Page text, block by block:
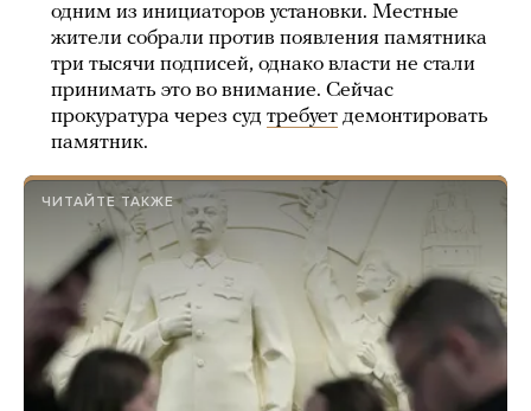
одним из инициаторов установки. Местные
жители собрали против появления памятника
три тысячи подписей, однако власти не стали
принимать это во внимание. Сейчас
прокуратура через суд требует демонтировать
памятник.
ЧИТАЙТЕ ТАКЖЕ